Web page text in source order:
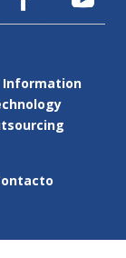
Information